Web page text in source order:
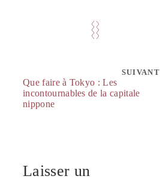
SUIVANT
Que faire à Tokyo : Les
incontournables de la capitale
nippone
Laisser un